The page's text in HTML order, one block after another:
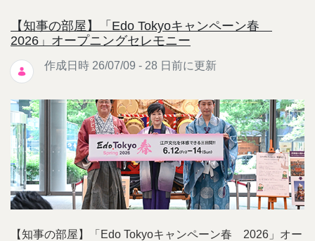
【知事の部屋】「Edo Tokyoキャンペーン春
2026」オープニングセレモニー
作成日時 26/07/09 - 28 日前に更新
【知事の部屋】「Edo Tokyoキャンペーン春 2026」オー